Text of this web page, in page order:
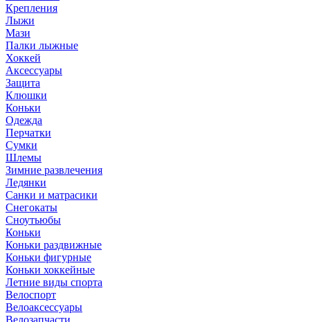
Крепления
Лыжи
Мази
Палки лыжные
Хоккей
Аксессуары
Защита
Клюшки
Коньки
Одежда
Перчатки
Сумки
Шлемы
Зимние развлечения
Ледянки
Санки и матрасики
Снегокаты
Сноутьюбы
Коньки
Коньки раздвижные
Коньки фигурные
Коньки хоккейные
Летние виды спорта
Велоспорт
Велоаксессуары
Велозапчасти